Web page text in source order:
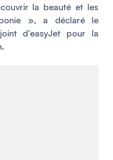
la beauté et les
», a déclaré le
d’easyJet pour la